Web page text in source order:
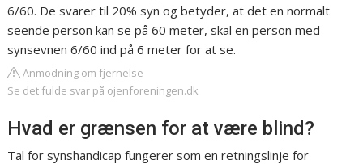
6/60. De svarer til 20% syn og betyder, at det en normalt
seende person kan se på 60 meter, skal en person med
synsevnen 6/60 ind på 6 meter for at se.
Anmodning om fjernelse
Se det fulde svar på ojenforeningen.dk
Hvad er grænsen for at være blind?
Tal for synshandicap fungerer som en retningslinje for